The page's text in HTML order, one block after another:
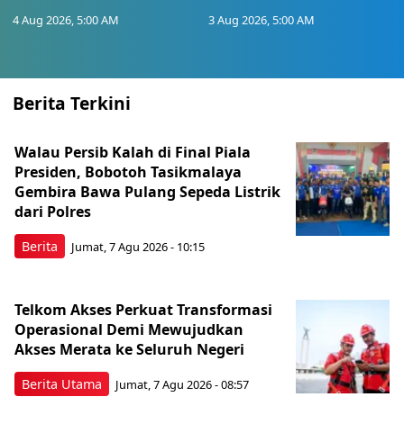
4 Aug 2026, 5:00 AM 3 Aug 2026, 5:00 AM
Berita Terkini
Berita
Walau Persib Kalah di Final Piala
Presiden, Bobotoh Tasikmalaya
Gembira Bawa Pulang Sepeda Listrik
dari Polres
Jumat, 7 Agu 2026 - 10:15
Berita Utama
Telkom Akses Perkuat Transformasi
Operasional Demi Mewujudkan
Akses Merata ke Seluruh Negeri
Jumat, 7 Agu 2026 - 08:57